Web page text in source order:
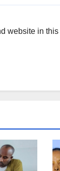
website in